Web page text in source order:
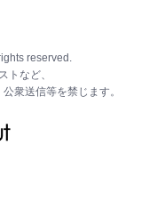
reserved.
トなど、
衆送信等を禁じます。